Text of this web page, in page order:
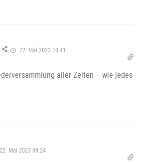
22. Mai 2023 10:41
aller Zeiten – wie jedes
22. Mai 2023 09:24